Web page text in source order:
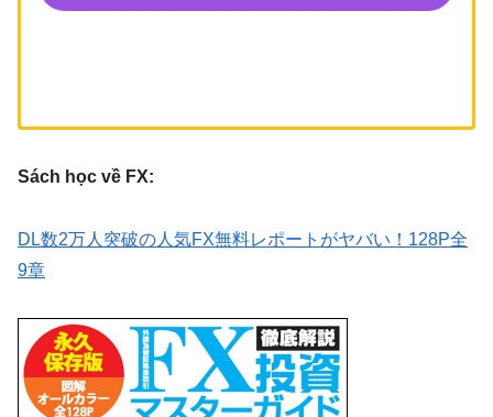
Sách học về FX:
DL数2万人突破の人気FX無料レポートがヤバい！128P全
9章